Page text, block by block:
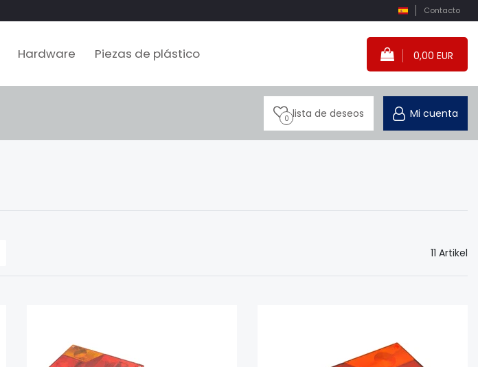
Contacto
Hardware Piezas de plástico 0,00 EUR
0 lista de deseos Mi cuenta
11 Artikel